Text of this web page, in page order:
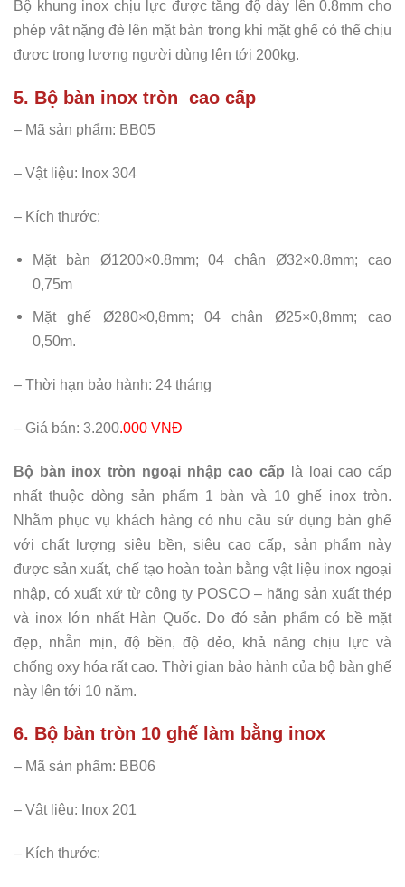
Bộ khung inox chịu lực được tăng độ dày lên 0.8mm cho
phép vật nặng đè lên mặt bàn trong khi mặt ghế có thể chịu
được trọng lượng người dùng lên tới 200kg.
5. Bộ bàn inox tròn cao cấp
– Mã sản phẩm: BB05
– Vật liệu: Inox 304
– Kích thước:
Mặt bàn Ø1200×0.8mm; 04 chân Ø32×0.8mm; cao
0,75m
Mặt ghế Ø280×0,8mm; 04 chân Ø25×0,8mm; cao
0,50m.
– Thời hạn bảo hành: 24 tháng
– Giá bán: 3.200.000 VNĐ
Bộ bàn inox tròn ngoại nhập cao cấp là loại cao cấp
nhất thuộc dòng sản phẩm 1 bàn và 10 ghế inox tròn.
Nhằm phục vụ khách hàng có nhu cầu sử dụng bàn ghế
với chất lượng siêu bền, siêu cao cấp, sản phẩm này
được sản xuất, chế tạo hoàn toàn bằng vật liệu inox ngoại
nhập, có xuất xứ từ công ty POSCO – hãng sản xuất thép
và inox lớn nhất Hàn Quốc. Do đó sản phẩm có bề mặt
đẹp, nhẵn mịn, độ bền, độ dẻo, khả năng chịu lực và
chống oxy hóa rất cao. Thời gian bảo hành của bộ bàn ghế
này lên tới 10 năm.
6. Bộ bàn tròn 10 ghế làm bằng inox
– Mã sản phẩm: BB06
– Vật liệu: Inox 201
– Kích thước: